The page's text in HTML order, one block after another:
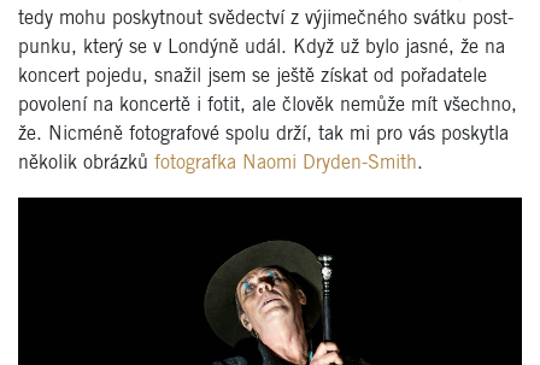
tedy mohu poskytnout svědectví z výjimečného svátku post-
punku, který se v Londýně udál. Když už bylo jasné, že na
koncert pojedu, snažil jsem se ještě získat od pořadatele
povolení na koncertě i fotit, ale člověk nemůže mít všechno,
že. Nicméně fotografové spolu drží, tak mi pro vás poskytla
několik obrázků fotografka Naomi Dryden-Smith.